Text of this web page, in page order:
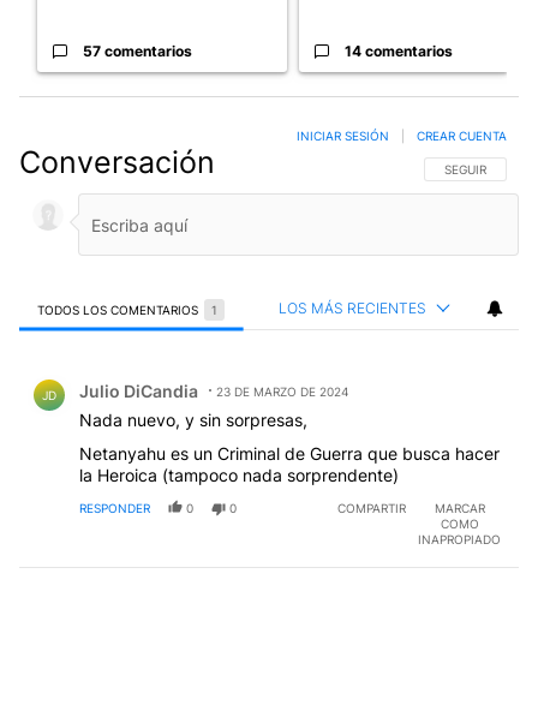
57 comentarios 14 comentarios
Conversación SIGA ESTA
SEGUIR
INICIAR SESIÓN CREAR CUENTA
TODOS LOS COMENTARIOS 1 LOS MÁS RECIENTES
JD Julio DiCandia 23 DE MARZO DE 2024
Nada nuevo, y sin sorpresas,
Netanyahu es un Criminal de Guerra que busca hacer
la Heroica (tampoco nada sorprendente)
RESPONDER 0 0 COMPARTIR
MARCAR
COMO
INAPROPIADO